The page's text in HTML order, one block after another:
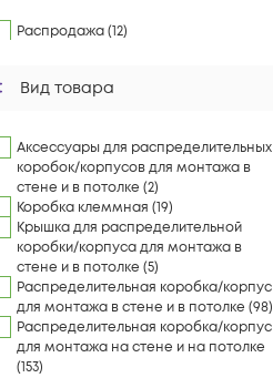
Распродажа (12)
Вид товара
Аксессуары для распределительных
коробок/корпусов для монтажа в
стене и в потолке (2)
Коробка клеммная (19)
Крышка для распределительной
коробки/корпуса для монтажа в
стене и в потолке (5)
Распределительная коробка/корпус
для монтажа в стене и в потолке (98)
Распределительная коробка/корпус
для монтажа на стене и на потолке
(153)